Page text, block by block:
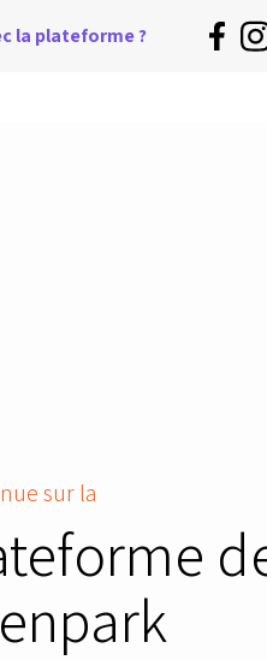
la plateforme ?
sur la